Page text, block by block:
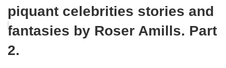
piquant celebrities stories and
fantasies by Roser Amills. Part
2.